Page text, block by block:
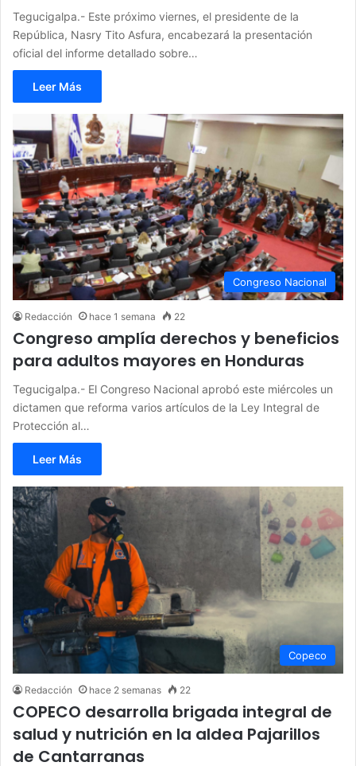
Tegucigalpa.- Este próximo viernes, el presidente de la
República, Nasry Tito Asfura, encabezará la presentación
oficial del informe detallado sobre…
Leer Más
Congreso Nacional
Redacción hace 1 semana 22
Congreso amplía derechos y beneficios
para adultos mayores en Honduras
Tegucigalpa.- El Congreso Nacional aprobó este miércoles un
dictamen que reforma varios artículos de la Ley Integral de
Protección al…
Leer Más
Copeco
Redacción hace 2 semanas 22
COPECO desarrolla brigada integral de
salud y nutrición en la aldea Pajarillos
de Cantarranas